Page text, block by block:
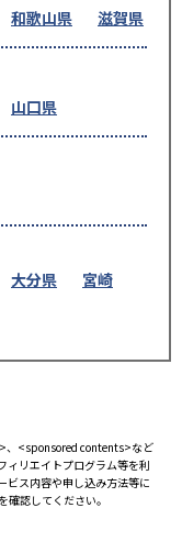
和歌山県 滋賀県
山口県
大分県
宮崎
、<sponsored contents>など
ィリエイトプログラム等を利
ビス内容や申し込み方法等に
認してください。